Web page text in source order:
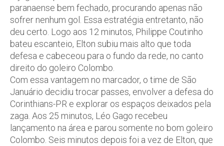
paranaense bem fechado, procurando apenas não
sofrer nenhum gol. Essa estratégia entretanto, não
deu certo. Logo aos 12 minutos, Philippe Coutinho
bateu escanteio, Elton subiu mais alto que toda
defesa e cabeceou para o fundo da rede, no canto
direito do goleiro Colombo.
Com essa vantagem no marcador, o time de São
Januário decidiu trocar passes, envolver a defesa do
Corinthians-PR e explorar os espaços deixados pela
zaga. Aos 25 minutos, Léo Gago recebeu
lançamento na área e parou somente no bom goleiro
Colombo. Seis minutos depois foi a vez de Elton, que